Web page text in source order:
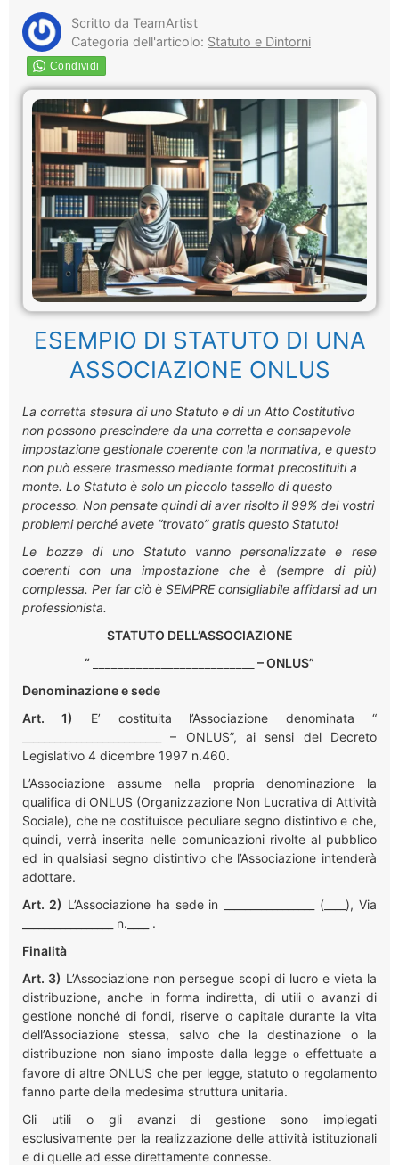
Scritto da TeamArtist
Categoria dell'articolo: Statuto e Dintorni
ESEMPIO DI STATUTO DI UNA
ASSOCIAZIONE ONLUS
La corretta stesura di uno Statuto e di un Atto Costitutivo
non possono prescindere da una corretta e consapevole
impostazione gestionale coerente con la normativa, e questo
non può essere trasmesso mediante format precostituiti a
monte. Lo Statuto è solo un piccolo tassello di questo
processo. Non pensate quindi di aver risolto il 99% dei vostri
problemi perché avete “trovato” gratis questo Statuto!
Le bozze di uno Statuto vanno personalizzate e rese
coerenti con una impostazione che è (sempre di più)
complessa. Per far ciò è SEMPRE consigliabile affidarsi ad un
professionista.
STATUTO DELL’ASSOCIAZIONE
“ __________________________ – ONLUS”
Denominazione e sede
Art. 1)
E’ costituita l’Associazione denominata “
__________________________ – ONLUS”, ai sensi del Decreto
Legislativo 4 dicembre 1997 n.460.
L’Associazione assume nella propria denominazione la
qualifica di ONLUS (Organizzazione Non Lucrativa di Attività
Sociale), che ne costituisce peculiare segno distintivo e che,
quindi, verrà inserita nelle comunicazioni rivolte al pubblico
ed in qualsiasi segno distintivo che l’Associazione intenderà
adottare.
Art. 2) L’Associazione ha sede in _________________ (____), Via
_________________ n.____ .
Finalità
Art. 3) L’Associazione non persegue scopi di lucro e vieta la
distribuzione, anche in forma indiretta, di utili o avanzi di
gestione nonché di fondi, riserve o capitale durante la vita
dell’Associazione stessa, salvo che la destinazione o la
distribuzione non siano imposte dalla legge o effettuate a
favore di altre ONLUS che per legge, statuto o regolamento
fanno parte della medesima struttura unitaria.
Gli utili o gli avanzi di gestione sono impiegati
esclusivamente per la realizzazione delle attività istituzionali
e di quelle ad esse direttamente connesse.